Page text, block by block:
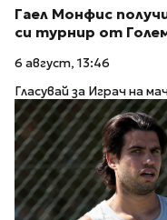
Гаел Монфис
си турнир от
6 август, 13:46
Гласувай за Играч на